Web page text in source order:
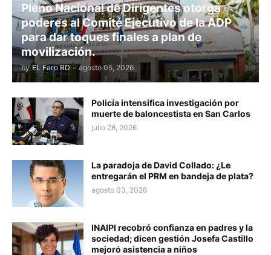
Pleno Nacional de Dirigentes otorga
poderes al Comité Ejecutivo de la ADP
para dar toques finales a plan de
movilización.
by EL Faro RD - agosto 05, 2026
Policía intensifica investigación por
muerte de baloncestista en San Carlos
julio 28, 2026
La paradoja de David Collado: ¿Le
entregarán el PRM en bandeja de plata?
agosto 03, 2026
INAIPI recobró confianza en padres y la
sociedad; dicen gestión Josefa Castillo
mejoró asistencia a niños